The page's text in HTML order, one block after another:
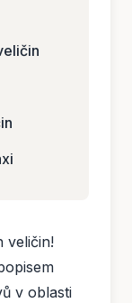
veličin!
v oblasti